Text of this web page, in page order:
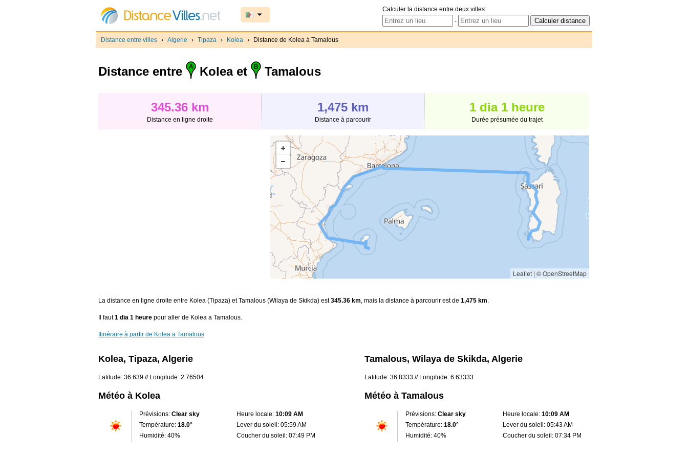
Calculer la distance entre deux villes:
-
Distance entre villes › Algerie › Tipaza › Kolea › Distance de Kolea à Tamalous
Distance entre Kolea et Tamalous
345.36 km
Distance en ligne droite
1,475 km
Distance à parcourir
1 dia 1 heure
Durée présumée du trajet
Leaflet | © OpenStreetMap
La distance en ligne droite entre Kolea (Tipaza) et Tamalous (Wilaya de Skikda) est345.36 km, mais la distance à parcourir est de 1,475 km.
Il faut1 dia 1 heure pour aller de Kolea a Tamalous.
Itinéraire à partir de Kolea a Tamalous
Kolea, Tipaza, Algerie
Latitude: 36.639 // Longitude: 2.76504
Météo à Kolea
Prévisions: Clear sky
Température: 18.0°
Humidité: 40%
Heure locale: 10:09 AM
Lever du soleil: 05:59 AM
Coucher du soleil: 07:49 PM
Tamalous, Wilaya de Skikda, Algerie
Latitude: 36.8333 // Longitude: 6.63333
Météo à Tamalous
Prévisions: Clear sky
Température: 18.0°
Humidité: 40%
Heure locale: 10:09 AM
Lever du soleil: 05:43 AM
Coucher du soleil: 07:34 PM